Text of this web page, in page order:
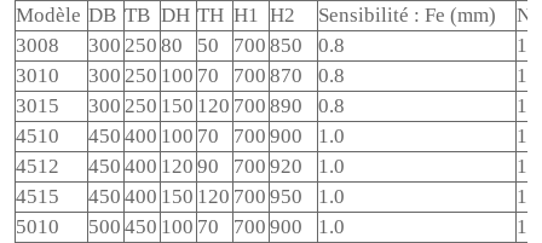
Modèle DB TB DH TH H1 H2 Sensibilité : Fe (mm)
3008
300 250 80 50 700 850 0.8
1.0
3010
300 250 100 70 700 870 0.8
1.0
3015
300 250 150 120 700 890 0.8
1.5
4510
450 400 100 70 700 900 1.0
1.5
4512
450 400 120 90 700 920 1.0
1.5
4515
450 400 150 120 700 950 1.0
1.5
5010
500 450 100 70 700 900 1.0
1.5